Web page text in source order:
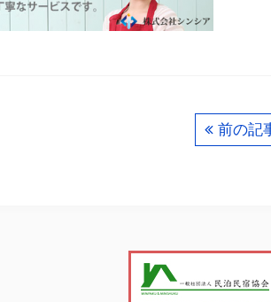
前の記